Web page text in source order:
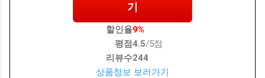
기
할인율9%
평점4.5/5점
리뷰수244
상품정보 보러가기